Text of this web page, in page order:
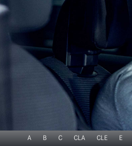
A B C CLA CLE E